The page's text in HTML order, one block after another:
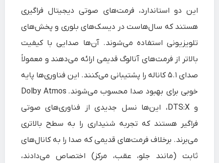
این دو استاندارد، فرمت‌های صوتی دیجیتال فراگیری
هستند که سال‌هاست در دیسک‌های بلوری و پخش‌های
تلویزیونی استفاده می‌شوند. آن‌ها صدایی با کیفیت
بالاتر از فرمت‌های آنالوگ قدیمی ارائه می‌دهند و معمولاً
صدای ۵.۱ کاناله را پشتیبانی می‌کنند. این فناوری‌ها پایه
خوبی برای بهبود صدا محسوب می‌شوند. Dolby Atmos
و DTS:X، این‌ها نسل جدیدی از فناوری‌های صوتی
فراگیر هستند که تجربه شنیداری را به سطح بالاتری
می‌برند. برخلاف فرمت‌های قدیمی که صدا را به کانال‌های
ثابت (مانند جلو، عقب، مرکز) اختصاص می‌دادند،